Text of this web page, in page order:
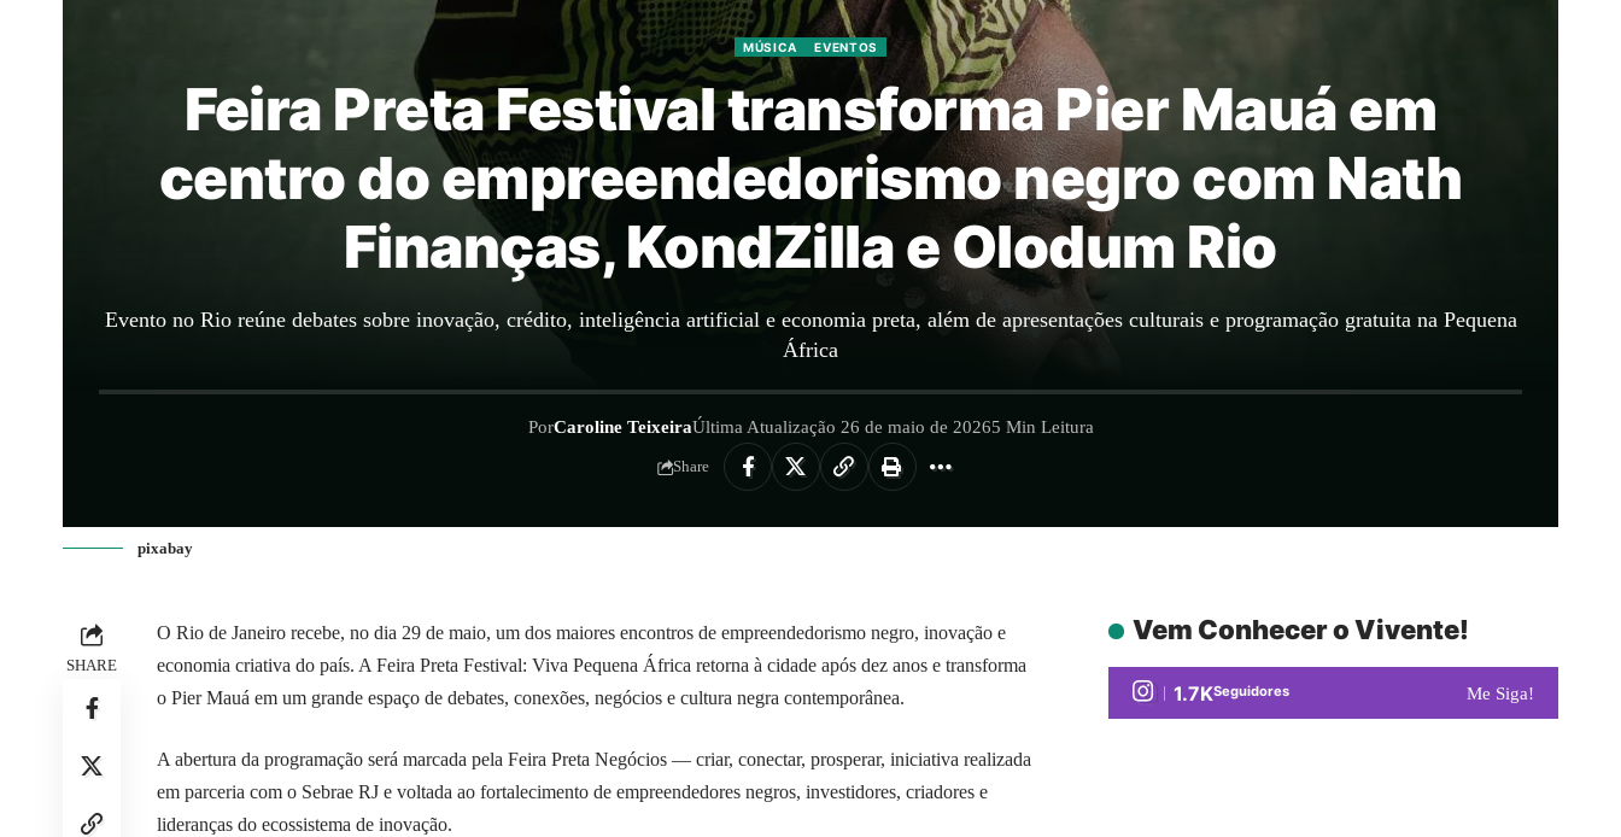
MÚSICA EVENTOS
Feira Preta Festival transforma Pier Mauá em
centro do empreendedorismo negro com Nath
Finanças, KondZilla e Olodum Rio
Evento no Rio reúne debates sobre inovação, crédito, inteligência artificial e economia preta, além de apresentações culturais e programação gratuita na Pequena
África
PorCaroline TeixeiraÚltima Atualização 26 de maio de 20265 Min Leitura
Share
pixabay
SHARE
O Rio de Janeiro recebe, no dia 29 de maio, um dos maiores encontros de empreendedorismo negro, inovação e
economia criativa do país. A Feira Preta Festival: Viva Pequena África retorna à cidade após dez anos e transforma
o Pier Mauá em um grande espaço de debates, conexões, negócios e cultura negra contemporânea.
A abertura da programação será marcada pela Feira Preta Negócios — criar, conectar, prosperar, iniciativa realizada
em parceria com o Sebrae RJ e voltada ao fortalecimento de empreendedores negros, investidores, criadores e
lideranças do ecossistema de inovação.
Vem Conhecer o Vivente!
1.7KSeguidores Me Siga!